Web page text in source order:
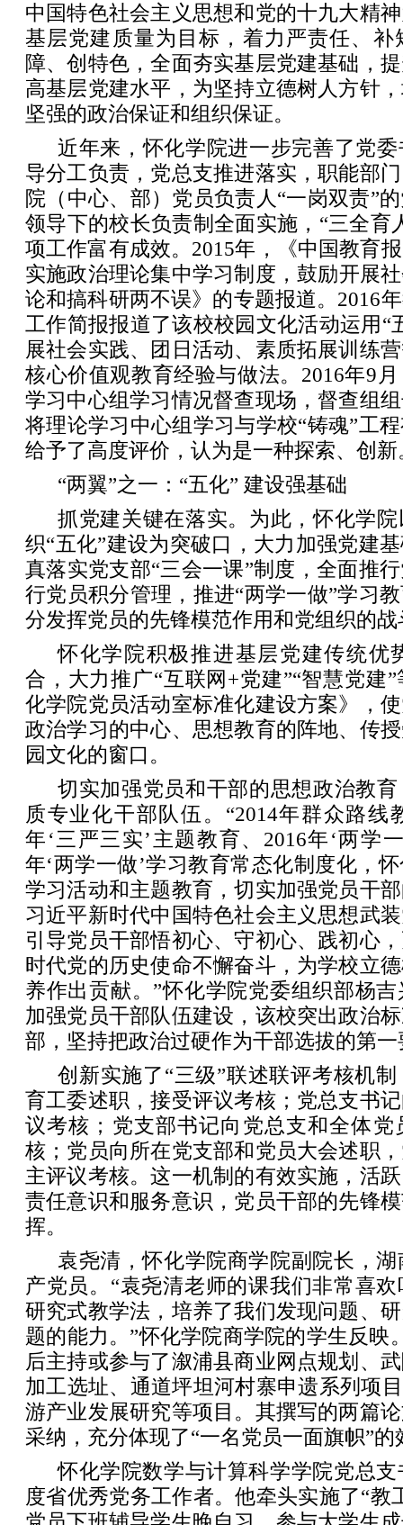
中国特色社会主义思想和党的十九大精
基层党建质量为目标，着力严责任、补
障、创特色，全面夯实基层党建基础，
高基层党建水平，为坚持立德树人方针
坚强的政治保证和组织保证。
近年来，怀化学院进一步完善了党
导分工负责，党总支推进落实，职能部
院（中心、部）党员负责人“一岗双责”
领导下的校长负责制全面实施，“三全育
项工作富有成效。2015年，《中国教育
实施政治理论集中学习制度，鼓励开展
论和搞科研两不误》的专题报道。2016
工作简报报道了该校校园文化活动运用“
展社会实践、团日活动、素质拓展训练
核心价值观教育经验与做法。2016年9
学习中心组学习情况督查现场，督查组
将理论学习中心组学习与学校“铸魂”工
给予了高度评价，认为是一种探索、创新
“两翼”之一：“五化” 建设强基础
抓党建关键在落实。为此，怀化学
织“五化”建设为突破口，大力加强党建
真落实党支部“三会一课”制度，全面推
行党员积分管理，推进“两学一做”学习
分发挥党员的先锋模范作用和党组织的
怀化学院积极推进基层党建传统优
合，大力推广“互联网+党建”“智慧党建
化学院党员活动室标准化建设方案》，
政治学习的中心、思想教育的阵地、传
园文化的窗口。
切实加强党员和干部的思想政治教
质专业化干部队伍。“2014年群众路线
年‘三严三实’主题教育、2016年‘两学
年‘两学一做’学习教育常态化制度化，
学习活动和主题教育，切实加强党员干
习近平新时代中国特色社会主义思想武
引导党员干部悟初心、守初心、践初心
时代党的历史使命不懈奋斗，为学校立
养作出贡献。”怀化学院党委组织部杨
加强党员干部队伍建设，该校突出政治
部，坚持把政治过硬作为干部选拔的第一
创新实施了“三级”联述联评考核机
育工委述职，接受评议考核；党总支书
议考核；党支部书记向党总支和全体党
核；党员向所在党支部和党员大会述职
主评议考核。这一机制的有效实施，活
责任意识和服务意识，党员干部的先锋
挥。
袁尧清，怀化学院商学院副院长，
产党员。“袁尧清老师的课我们非常喜
研究式教学法，培养了我们发现问题、
题的能力。”怀化学院商学院的学生反映
后主持或参与了溆浦县商业网点规划、
加工选址、通道坪坦河村寨申遗系列项
游产业发展研究等项目。其撰写的两篇
采纳，充分体现了“一名党员一面旗帜”的
怀化学院数学与计算科学学院党总
度省优秀党务工作者。他牵头实施了“教